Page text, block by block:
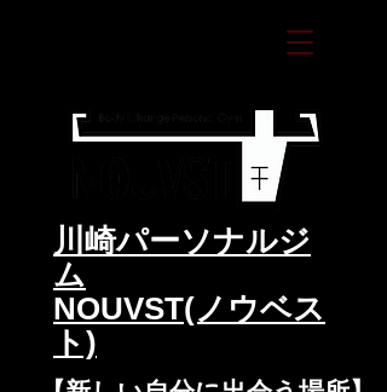
​川崎パーソナルジ
ム
NOUVST(ノウベス
ト)